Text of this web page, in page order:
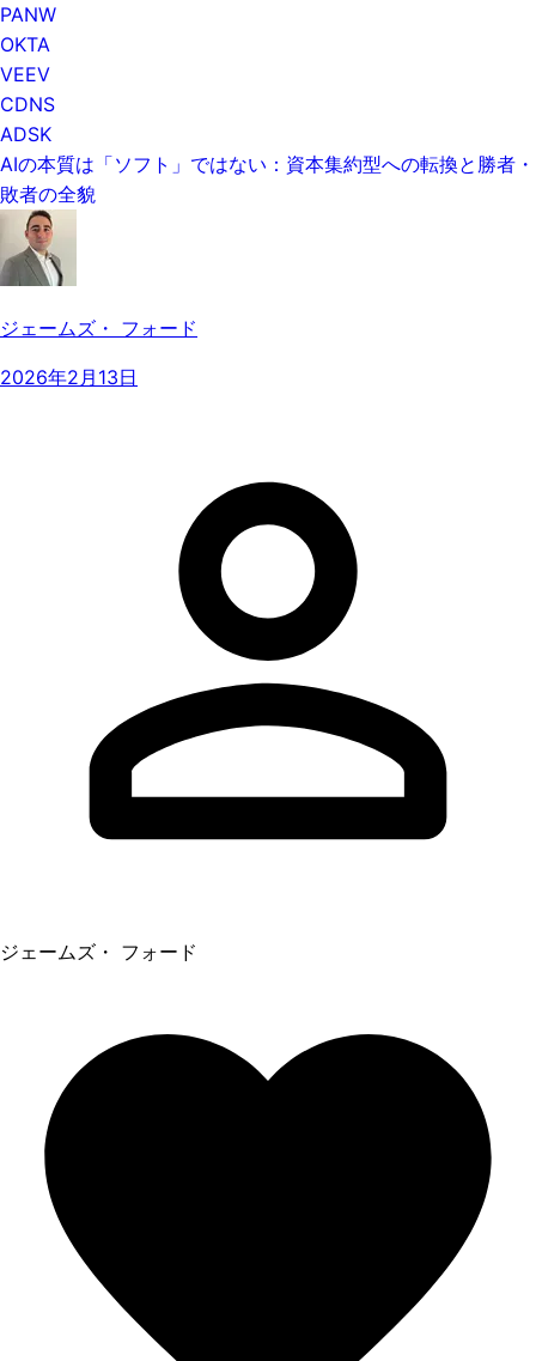
PANW
OKTA
VEEV
CDNS
ADSK
AIの本質は「ソフト」ではない：資本集約型への転換と勝者・
敗者の全貌
ジェームズ・ フォード
2026年2月13日
ジェームズ・ フォード